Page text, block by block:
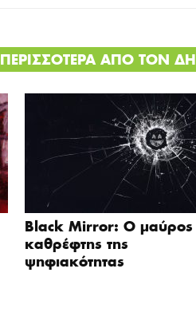
ΠΕΡΙΣΣΟΤΕΡΑ ΑΠΟ ΤΟΝ
Black Mirror: Ο μαύρος
καθρέφτης της
ψηφιακότητας